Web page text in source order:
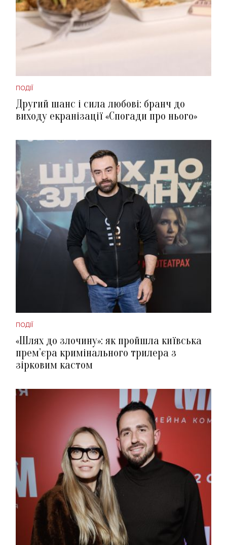
ПОДІЇ
Другий шанс і сила любові: бранч до
виходу екранізації «Спогади про нього»
ПОДІЇ
«Шлях до злочину»: як пройшла київська
прем’єра кримінального трилера з
зірковим кастом